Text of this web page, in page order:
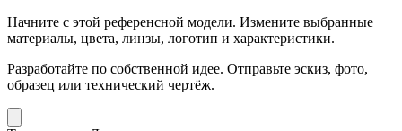
Начните с этой референсной модели. Измените выбранные
материалы, цвета, линзы, логотип и характеристики.
Разработайте по собственной идее. Отправьте эскиз, фото,
образец или технический чертёж.